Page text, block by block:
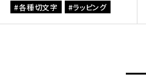
各種切文字
ラッピング